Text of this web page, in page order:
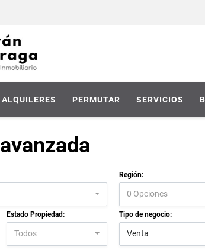
ALQUILERES PERMUTAR SERVICIOS
avanzada
Región:
0 Opciones
Estado Propiedad:
Todos
Tipo de negocio:
Venta